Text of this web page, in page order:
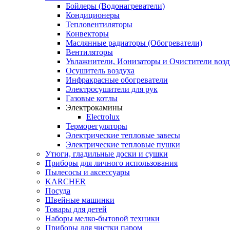
Бойлеры (Водонагреватели)
Кондиционеры
Тепловентиляторы
Конвекторы
Маслянные радиаторы (Обогреватели)
Вентиляторы
Увлажнители, Ионизаторы и Очистители
Осушитель воздуха
Инфракрасные обогреватели
Электросушители для рук
Газовые котлы
Электрокамины
Electrolux
Терморегуляторы
Электрические тепловые завесы
Электрические тепловые пушки
Утюги, гладильные доски и сушки
Приборы для личного использования
Пылесосы и аксессуары
KARCHER
Посуда
Швейные машинки
Товары для детей
Наборы мелко-бытовой техники
Приборы для чистки паром